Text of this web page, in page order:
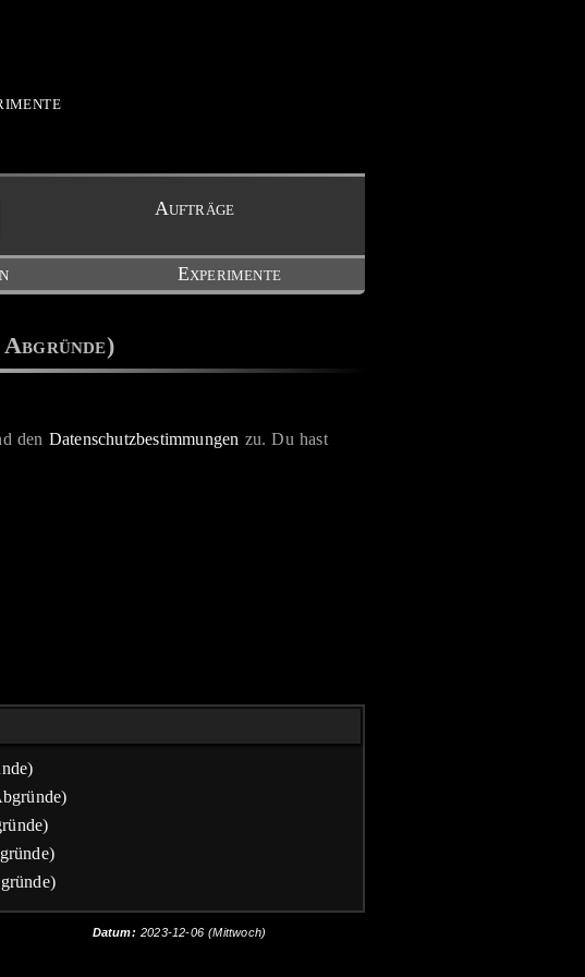
Aufträge
Experimente
den Datenschutzbestimmungen zu. Du hast
Datum:2023-12-06 (Mittwoch)